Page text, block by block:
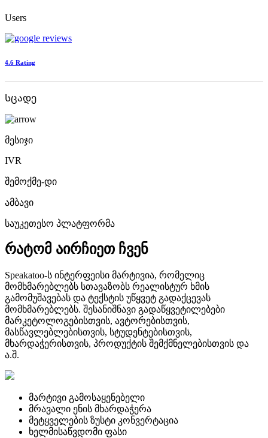
Users
4.6 Rating
Სცადე
მესიჯი
IVR
შემოქმე-დი
ამბავი
საუკეთესო პლატფორმა
რატომ აირჩიეთ ჩვენ
Speakatoo-ს ინტერფეისი მარტივია, რომელიც
მომხმარებლებს სთავაზობს რეალისტურ ხმის
გამომუშავებას და ტექსტის უწყვეტ გადაქცევას
მომხმარებლებს. შესანიშნავი გადაწყვეტილებები
მარკეტოლოგებისთვის, ავტორებისთვის,
მასწავლებლებისთვის, სტუდენტებისთვის,
მხარდაჭერისთვის, პროდუქტის შემქმნელებისთვის და
ა.შ.
მარტივი გამოსაყენებელი
მრავალი ენის მხარდაჭერა
მეტყველების ზუსტი კონვერტაცია
ხელმისაწვდომი ფასი